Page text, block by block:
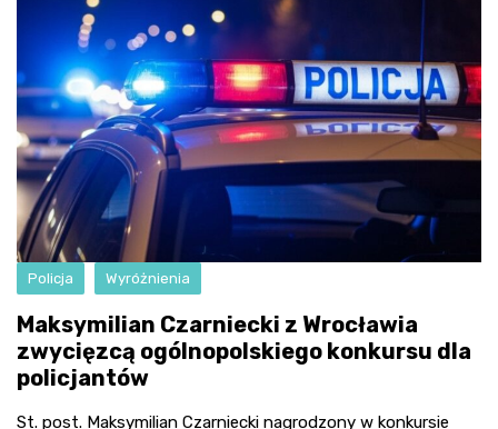
Policja Wyróżnienia
Maksymilian Czarniecki z Wrocławia
zwycięzcą ogólnopolskiego konkursu dla
policjantów
St. post. Maksymilian Czarniecki nagrodzony w konkursie